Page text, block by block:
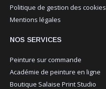
Politique de gestion des cookies
Mentions légales
NOS SERVICES
Peinture sur commande
Académie de peinture en ligne
Boutique Salaise Print Studio